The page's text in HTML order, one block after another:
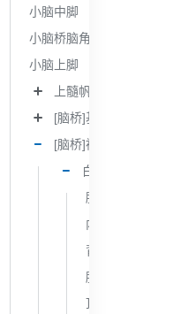
小脑中脚
小脑桥脑角
小脑上脚
上髓帆
[脑桥]基底部
[脑桥]被盖部
白质
脑桥缝
内侧纵束
背侧纵束
脑盖前部橄榄纤维
顶盖橄榄纤维